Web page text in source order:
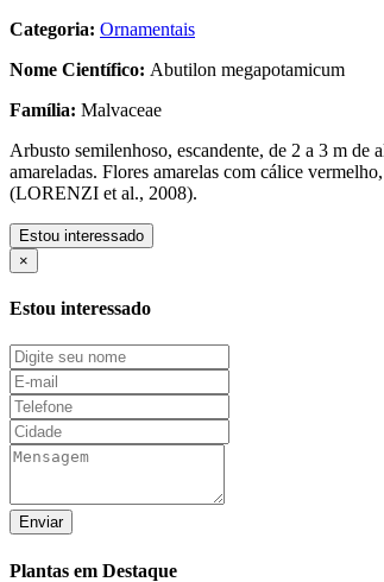
Categoria: Ornamentais
Nome Científico: Abutilon megapotamicum
Família: Malvaceae
Arbusto semilenhoso, escandente, de 2 a 3 m de
amareladas. Flores amarelas com cálice
(LORENZI et al., 2008).
Estou interessado
×
Estou interessado
Enviar
Plantas em Destaque